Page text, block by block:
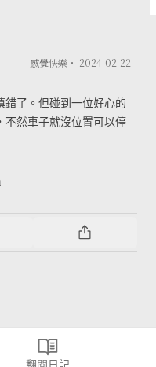
感覺快樂・ 2024-02-22
了。但碰到一位好心的
不然車子就沒位置可以停
翻閱日記